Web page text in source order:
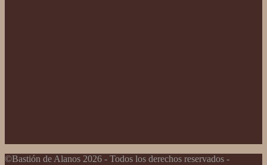
©Bastión de Alanos 2026 - Todos los derechos reservados -